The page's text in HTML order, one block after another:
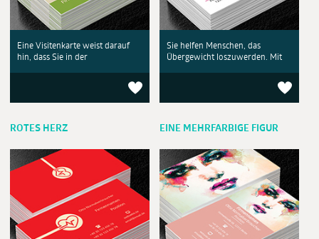
Eine Visitenkarte weist darauf
hin, dass Sie in der
Sie helfen Menschen, das
Übergewicht loszuwerden. Mit
ROTES HERZ EINE MEHRFARBIGE FIGUR